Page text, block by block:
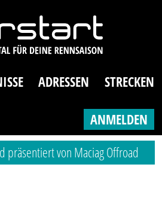
ADRESSEN STRECKEN
ANMELDEN
präsentiert von Maciag Offroad